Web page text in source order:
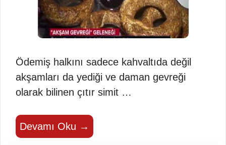
Ödemiş halkını sadece kahvaltıda değil
akşamları da yediği ve daman gevreği
olarak bilinen çıtır simit …
Devamı Oku →